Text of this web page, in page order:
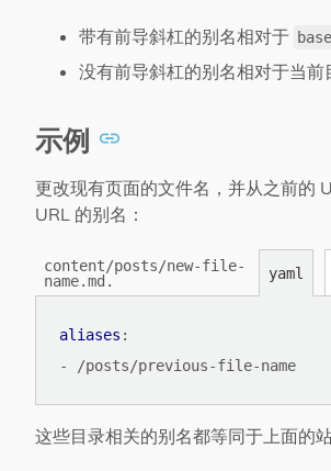
带有前导斜杠的别名相对于
没有前导斜杠的别名相对于当前
示例
更改现有页面的文件名，并从之前的
URL 的别名：
content/posts/new-file-
name.md.
yaml
aliases :
- /posts/previous-file-name
这些目录相关的别名都等同于上面的